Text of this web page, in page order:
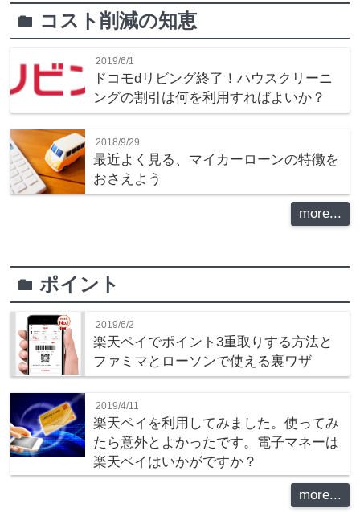
folder コスト削減の知恵
2019/6/1
ドコモdリビング終了！ハウスクリーニ
ングの割引は何を利用すればよいか？
2018/9/29
最近よく見る、マイカーローンの特徴を
おさえよう
more...
folderポイント
2019/6/2
楽天ペイでポイント3重取りする方法と
ファミマとローソンで使える裏ワザ
2019/4/11
楽天ペイを利用してみました。使ってみ
たら意外とよかったです。電子マネーは
楽天ペイはいかがですか？
more...